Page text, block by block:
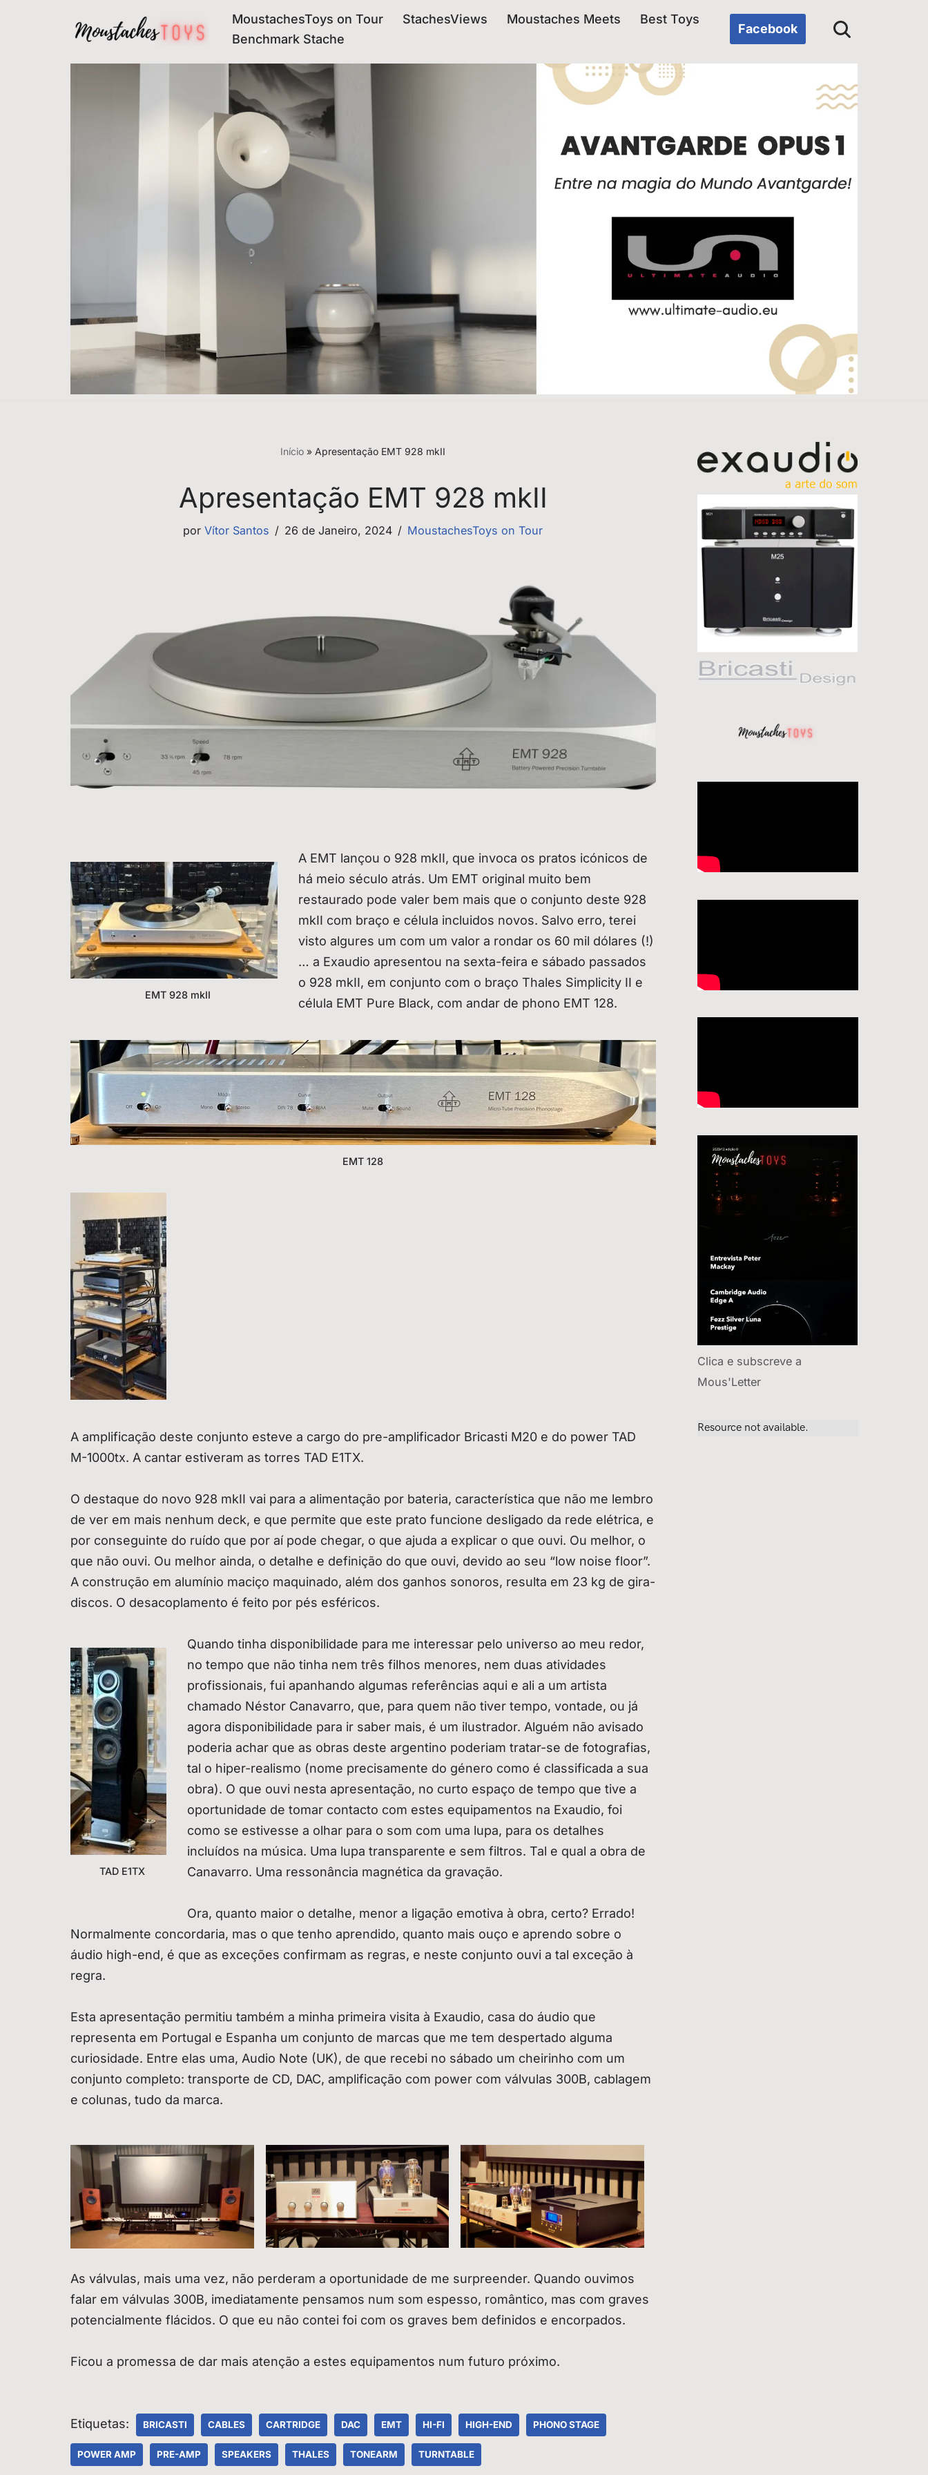
MoustachesToys on Tour StachesViews Moustaches Meets
Best Toys
Benchmark Stache
Facebook
Início » Apresentação EMT 928 mkII
Apresentação EMT 928 mkII
porVítor Santos 26 de Janeiro, 2024 MoustachesToys on Tour
EMT 928 mkII
A EMT lançou o 928 mkII, que invoca os pratos icónicos de
há meio século atrás. Um EMT original muito bem
restaurado pode valer bem mais que o conjunto deste 928
mkII com braço e célula incluidos novos. Salvo erro, terei
visto algures um com um valor a rondar os 60 mil dólares (!)
… a Exaudio apresentou na sexta-feira e sábado passados
o 928 mkII, em conjunto com o braço Thales Simplicity II e
célula EMT Pure Black, com andar de phono EMT 128.
EMT 128
A amplificação deste conjunto esteve a cargo do pre-amplificador Bricasti M20 e do power TAD
M-1000tx. A cantar estiveram as torres TAD E1TX.
O destaque do novo 928 mkII vai para a alimentação por bateria, característica que não me lembro
de ver em mais nenhum deck, e que permite que este prato funcione desligado da rede elétrica, e
por conseguinte do ruído que por aí pode chegar, o que ajuda a explicar o que ouvi. Ou melhor, o
que não ouvi. Ou melhor ainda, o detalhe e definição do que ouvi, devido ao seu “low noise floor”.
A construção em alumínio maciço maquinado, além dos ganhos sonoros, resulta em 23 kg de gira-
discos. O desacoplamento é feito por pés esféricos.
TAD E1TX
Quando tinha disponibilidade para me interessar pelo universo ao meu redor,
no tempo que não tinha nem três filhos menores, nem duas atividades
profissionais, fui apanhando algumas referências aqui e ali a um artista
chamado Néstor Canavarro, que, para quem não tiver tempo, vontade, ou já
agora disponibilidade para ir saber mais, é um ilustrador. Alguém não avisado
poderia achar que as obras deste argentino poderiam tratar-se de fotografias,
tal o hiper-realismo (nome precisamente do género como é classificada a sua
obra). O que ouvi nesta apresentação, no curto espaço de tempo que tive a
oportunidade de tomar contacto com estes equipamentos na Exaudio, foi
como se estivesse a olhar para o som com uma lupa, para os detalhes
incluídos na música. Uma lupa transparente e sem filtros. Tal e qual a obra de
Canavarro. Uma ressonância magnética da gravação.
Ora, quanto maior o detalhe, menor a ligação emotiva à obra, certo? Errado!
Normalmente concordaria, mas o que tenho aprendido, quanto mais ouço e aprendo sobre o
áudio high-end, é que as exceções confirmam as regras, e neste conjunto ouvi a tal exceção à
regra.
Esta apresentação permitiu também a minha primeira visita à Exaudio, casa do áudio que
representa em Portugal e Espanha um conjunto de marcas que me tem despertado alguma
curiosidade. Entre elas uma, Audio Note (UK), de que recebi no sábado um cheirinho com um
conjunto completo: transporte de CD, DAC, amplificação com power com válvulas 300B, cablagem
e colunas, tudo da marca.
As válvulas, mais uma vez, não perderam a oportunidade de me surpreender. Quando ouvimos
falar em válvulas 300B, imediatamente pensamos num som espesso, romântico, mas com graves
potencialmente flácidos. O que eu não contei foi com os graves bem definidos e encorpados.
Ficou a promessa de dar mais atenção a estes equipamentos num futuro próximo.
Etiquetas: BRICASTI CABLES CARTRIDGE DAC EMT HI-FI HIGH-END PHONO STAGE
POWER AMP PRE-AMP SPEAKERS THALES TONEARM TURNTABLE
Clica e subscreve a
Mous'Letter